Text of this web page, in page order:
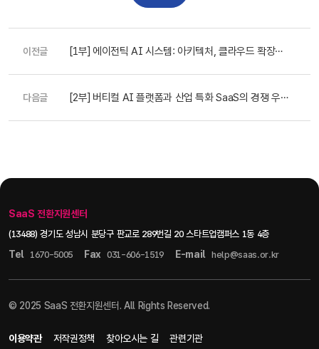
이전글
[1부] 에이전틱 AI 시스템: 아키텍처, 클라우드 확장성,
다음글
[2부] 버티컬 AI 플랫폼과 산업 특화 SaaS의 경쟁 우
SaaS 전환지원센터
(13488) 경기도 성남시 분당구 판교로 289번길 20 스타트업캠퍼스 1동 4층
Tel 1670-5005 Fax 031-606-1519 E-mail help@saas.or.kr
© 2025 SaaS 전환지원센터. All Rights Reserved.
이용약관 저작권정책 찾아오시는 길 관련기관